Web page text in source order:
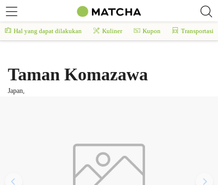
Hal yang dapat dilakukan Kuliner Kupon Transportasi
Taman Komazawa
Japan,